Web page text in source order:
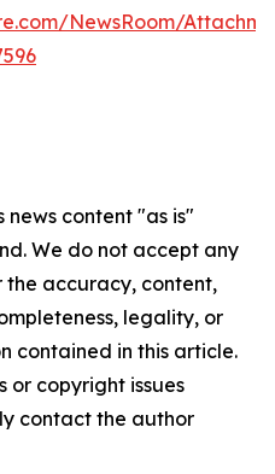
NewsRoom/
news content "as is"
We do not accept any
accuracy, content,
legality, or
contained in this article.
or copyright issues
contact the author